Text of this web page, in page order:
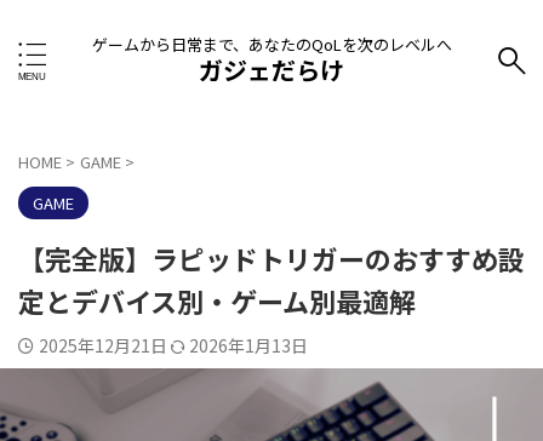
ゲームから日常まで、あなたのQoLを次のレベルへ
ガジェだらけ
HOME > GAME >
GAME
【完全版】ラピッドトリガーのおすすめ設
定とデバイス別・ゲーム別最適解
2025年12月21日 2026年1月13日